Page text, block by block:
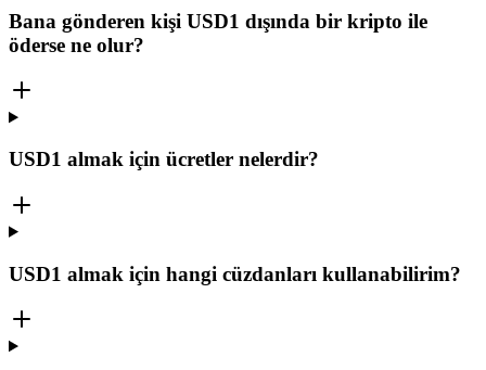
Bana gönderen kişi USD1 dışında bir kripto ile
öderse ne olur?
USD1 almak için ücretler nelerdir?
USD1 almak için hangi cüzdanları kullanabilirim?